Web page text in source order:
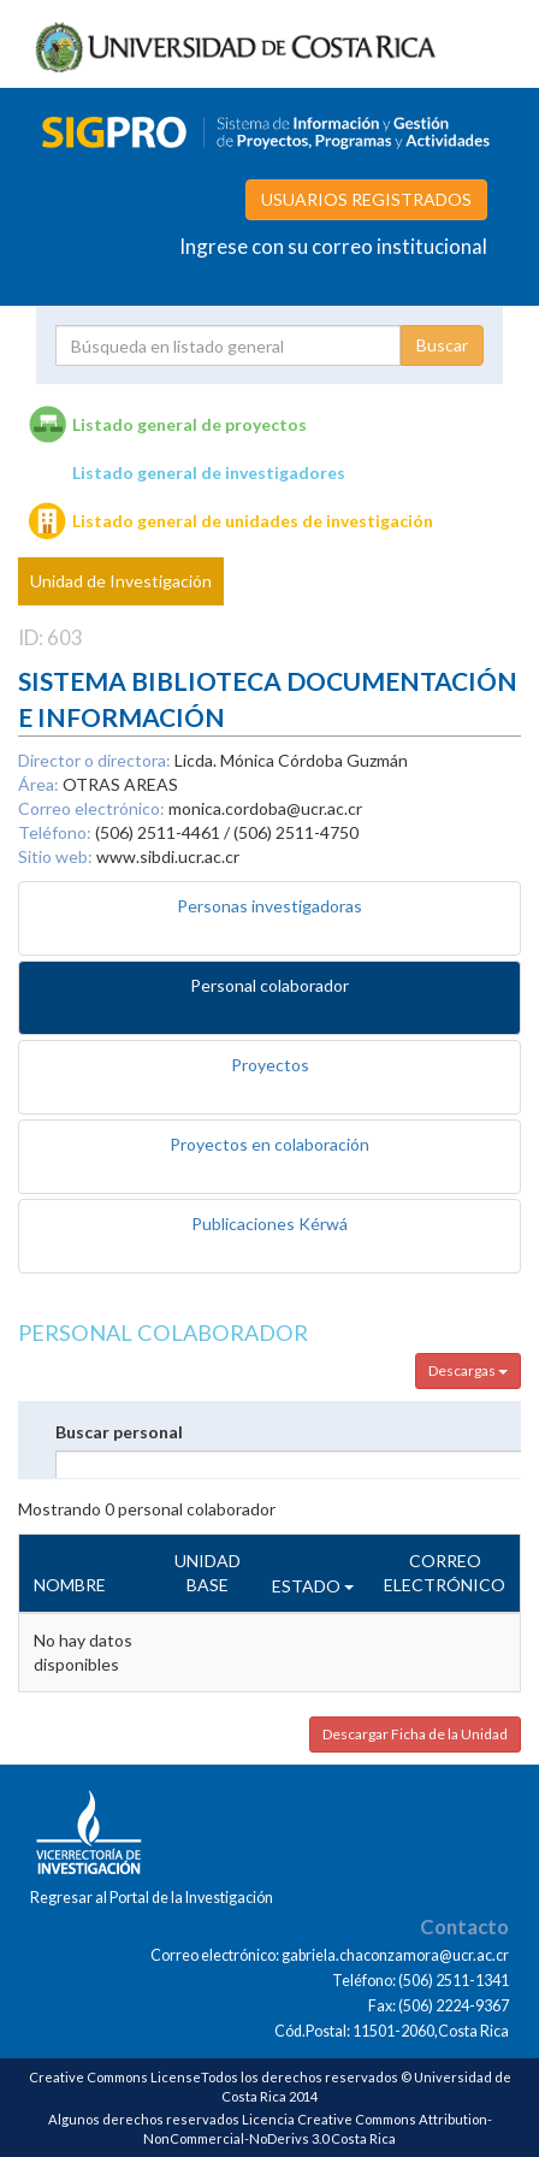
USUARIOS REGISTRADOS
Ingrese con su correo institucional
Unidades de investigación
Listado general de proyectos
Listado general de investigadores
Listado general de unidades de investigación
Unidad de Investigación
ID: 603
SISTEMA BIBLIOTECA DOCUMENTACIÓN
E INFORMACIÓN
Director o directora: Licda. Mónica Córdoba Guzmán
Área: OTRAS AREAS
Correo electrónico: monica.cordoba@ucr.ac.cr
Teléfono: (506) 2511-4461 / (506) 2511-4750
Sitio web: www.sibdi.ucr.ac.cr
Personas investigadoras
Personal colaborador
Proyectos
Proyectos en colaboración
Publicaciones Kérwá
PERSONAL COLABORADOR
Descargas
Buscar personal
Mostrando 0personal colaborador
NOMBRE
UNIDAD
BASE
ESTADO
CORREO
ELECTRÓNICO
No hay datos
disponibles
Descargar Ficha de la Unidad
Regresar al Portal de la Investigación
Contacto
Correo electrónico: gabriela.chaconzamora@ucr.ac.cr
Teléfono: (506) 2511-1341
Fax: (506) 2224-9367
Cód.Postal: 11501-2060,Costa Rica
Creative Commons LicenseTodos los derechos reservados © Universidad de
Costa Rica 2014
Algunos derechos reservados Licencia Creative Commons Attribution-
NonCommercial-NoDerivs 3.0 Costa Rica